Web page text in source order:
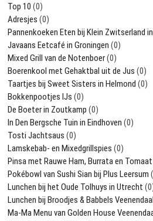
Top 10 (0)
Adresjes (0)
Pannenkoeken Eten bij Klein Zwitserland
Javaans Eetcafé in Groningen (0)
Mixed Grill van de Notenboer(0)
Boerenkool met Gehaktbal uit de Jus (0)
Taartjes bij Sweet Sisters in Helmond (0)
Bokkenpootjes IJs (0)
De Boeter in Zoutkamp (0)
In Den Bergsche Tuin in Eindhoven (0)
Tosti Jachtsaus (0)
Lamskebab- en Mixedgrillspies (0)
Pinsa met Rauwe Ham, Burrata en Tomaat
Pokébowl van Sushi Sian bij Plus Leersum
Lunchen bij het Oude Tolhuys in Utrecht
Lunchen bij Broodjes & Babbels Veenendaal
Ma-Ma Menu van Golden House